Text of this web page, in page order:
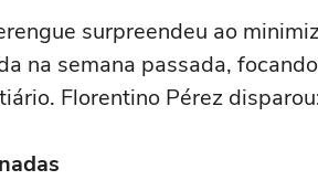
surpreendeu ao
na semana passada,
Florentino Pérez